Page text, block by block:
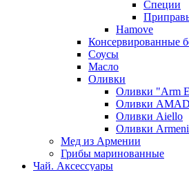
Специи
Hamove
Консервированные
Соусы
Масло
Оливки
Оливки "Arm
Оливки
Оливки Aiello
Оливки
Мед из Армении
Грибы маринованные
Чай. Аксессуары